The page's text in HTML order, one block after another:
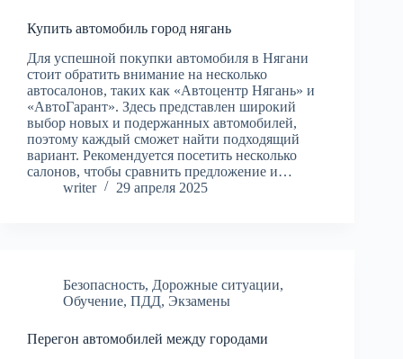
Купить автомобиль город нягань
Для успешной покупки автомобиля в Нягани
стоит обратить внимание на несколько
автосалонов, таких как «Автоцентр Нягань» и
«АвтоГарант». Здесь представлен широкий
выбор новых и подержанных автомобилей,
поэтому каждый сможет найти подходящий
вариант. Рекомендуется посетить несколько
салонов, чтобы сравнить предложение и…
writer
29 апреля 2025
Безопасность, Дорожные ситуации,
Обучение, ПДД, Экзамены
Перегон автомобилей между городами